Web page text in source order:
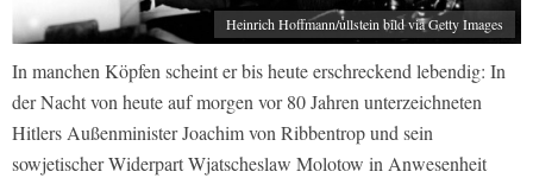
Heinrich Hoffmann/ullstein bild via Getty Images
In manchen Köpfen scheint er bis heute erschreckend lebendig: In
der Nacht von heute auf morgen vor 80 Jahren unterzeichneten
Hitlers Außenminister Joachim von Ribbentrop und sein
sowjetischer Widerpart Wjatscheslaw Molotow in Anwesenheit